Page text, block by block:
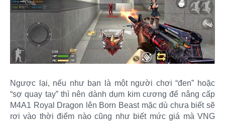
Ngược lại, nếu như bạn là một người chơi “đen” hoặc
“sợ quay tay” thì nên dành dụm kim cương để nâng cấp
M4A1 Royal Dragon lên Born Beast mặc dù chưa biết sẽ
rơi vào thời điểm nào cũng như biết mức giá mà VNG